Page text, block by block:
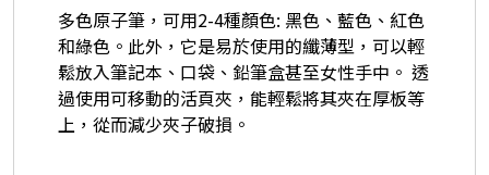
多色原子筆，可用2-4種顏色: 黑色、藍色、紅色
和綠色。此外，它是易於使用的纖薄型，可以輕
鬆放入筆記本、口袋、鉛筆盒甚至女性手中。 透
過使用可移動的活頁夾，能輕鬆將其夾在厚板等
上，從而減少夾子破損。